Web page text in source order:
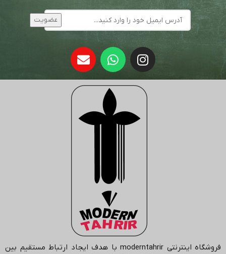
فروشگاه اینترنتی moderntahrir با هدف ایجاد ارتباط مستقیم بین